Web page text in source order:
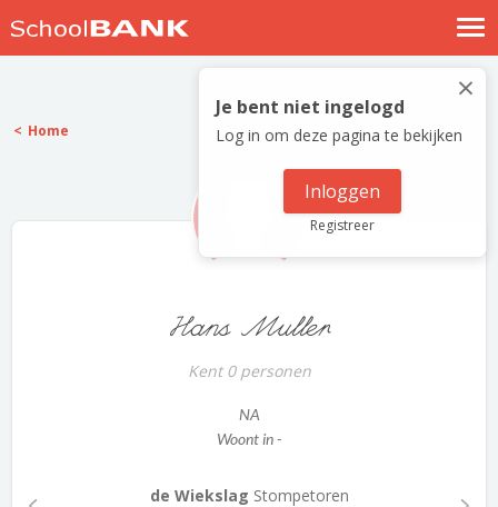
Nostalgische verhalen
Log in
Meld je gratis aan
×
Je bent niet ingelogd
Log in om deze pagina te bekijken
Inloggen
Registreer
Home
Hans Muller
Kent 0 personen
NA
Woont in -
de Wiekslag Stompetoren